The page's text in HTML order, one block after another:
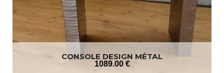
CONSOLE DESIGN MÉTAL
1089.00 €